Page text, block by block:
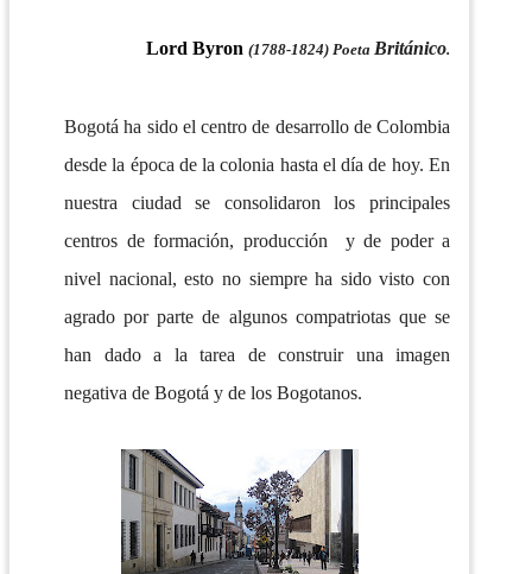
Lord Byron (1788-1824) Poeta Británico.
Bogotá ha sido el centro de desarrollo de Colombia
desde la época de la colonia hasta el día de hoy. En
nuestra ciudad se consolidaron los principales
centros de formación, producción y de poder a
nivel nacional, esto no siempre ha sido visto con
agrado por parte de algunos compatriotas que se
han dado a la tarea de construir una imagen
negativa de Bogotá y de los Bogotanos.